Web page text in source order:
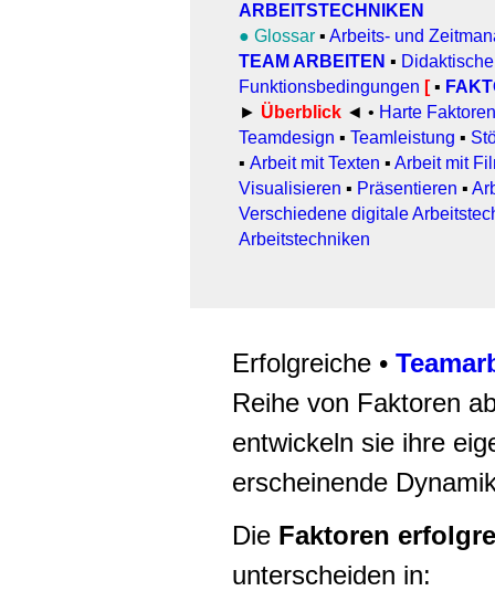
ARBEITSTECHNIKEN
● Glossar ▪ Arbeits- und
TEAM ARBEITEN ▪
Funktionsbedingungen [ ▪
► Überblick ◄ • Harte Faktoren
Teamdesign ▪ Teamleistung ▪
▪ Arbeit mit Texten ▪ Arbeit mit
Visualisieren ▪ Präsentieren ▪
Verschiedene digitale
Arbeitstechniken
Erfolgreiche •
Reihe von Faktoren
entwickeln sie ihre
erscheinende
Die Faktoren
unterscheiden in: